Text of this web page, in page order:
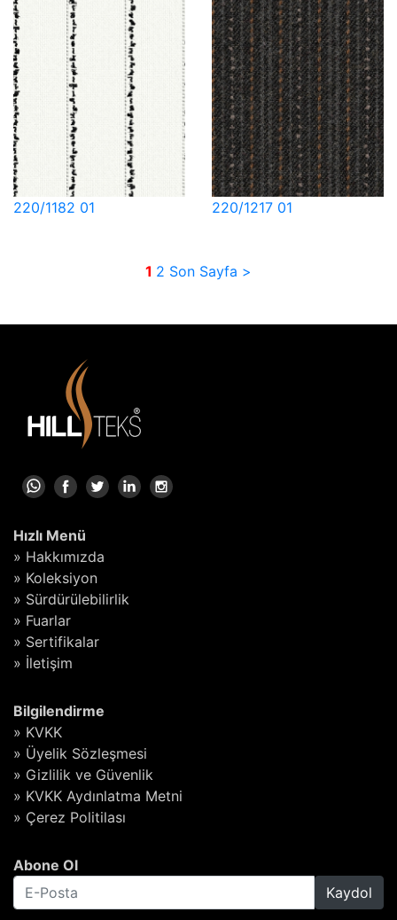
220/1182 01 220/1217 01
1 2 Son Sayfa >
Hızlı Menü
» Hakkımızda
» Koleksiyon
» Sürdürülebilirlik
» Fuarlar
» Sertifikalar
» İletişim
Bilgilendirme
» KVKK
» Üyelik Sözleşmesi
» Gizlilik ve Güvenlik
» KVKK Aydınlatma Metni
» Çerez Politilası
Abone Ol
Kaydol